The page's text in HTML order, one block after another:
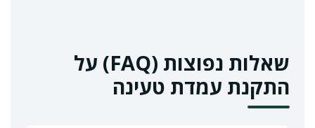
שאלות נפוצות (FAQ) על
התקנת עמדת טעינה